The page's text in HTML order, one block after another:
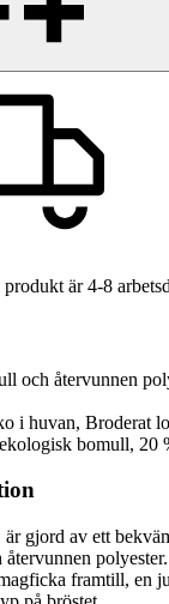
produkt är4-8
och återvunnen
i huvan, Broderat
bomull, 20
gjord av ett
framtill, en